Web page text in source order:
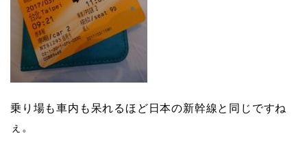
乗り場も車内も呆れるほど日本の新幹線と同じですね
ぇ。